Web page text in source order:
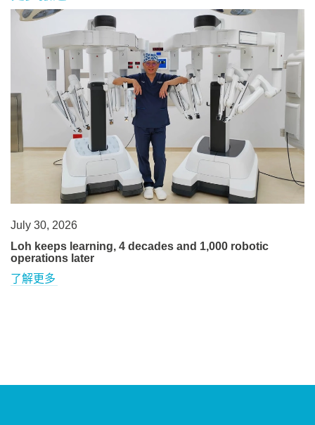
July 30, 2026
Loh keeps learning, 4 decades and 1,000 robotic
operations later
了解更多